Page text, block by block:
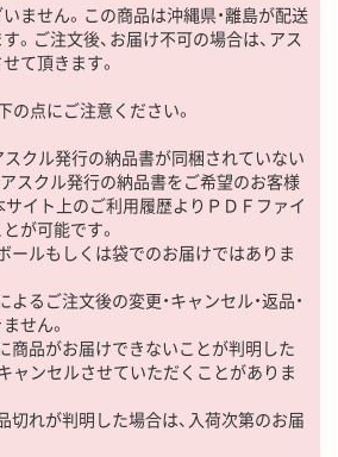
ません。この商品は沖縄県・離島が配送
。ご注文後、お届け不可の場合は、アス
て頂きます。
の点にご注意ください。
スクル発行の納品書が同梱されていない
スクル発行の納品書をご希望のお客様
サイト上のご利用履歴よりＰＤＦファイ
が可能です。
ールもしくは袋でのお届けではありま
よるご注文後の変更・キャンセル・返品・
せん。
商品がお届けできないことが判明した
ャンセルさせていただくことがありま
切れが判明した場合は、入荷次第のお届